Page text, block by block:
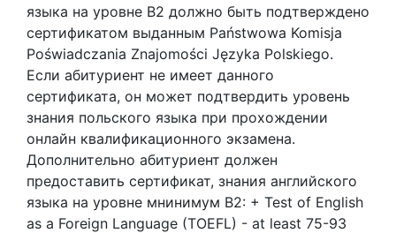
языка на уровне В2 должно быть подтверждено
сертификатом выданным Państwowa Komisja
Poświadczania Znajomości Języka Polskiego.
Если абитуриент не имеет данного
сертификата, он может подтвердить уровень
знания польского языка при прохождении
онлайн квалификационного экзамена.
Дополнительно абитуриент должен
предоставить сертификат, знания английского
языка на уровне мнинимум В2: + Test of English
as a Foreign Language (TOEFL) - at least 75-93